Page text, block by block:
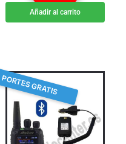
Añadir al carrito
PORTES GRATIS